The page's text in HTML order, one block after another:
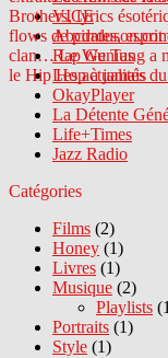
VICE
Rap Genius
Les actualités
OkayPlayer
La Détente
Life+Times
Jazz Radio
Catégories
Films (2)
Honey (1)
Livres (1)
Musique (2)
Playlists
Portraits (1)
Style (1)